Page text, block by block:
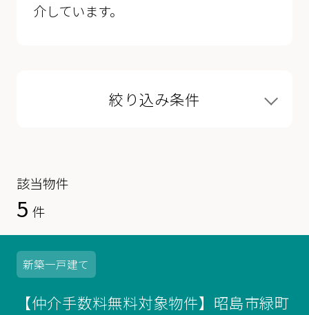
介しています。
絞り込み条件
該当物件
5 件
新築一戸建て
【仲介手数料無料対象物件】昭島市緑町